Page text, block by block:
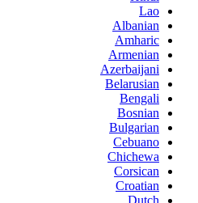
Lao
Albanian
Amharic
Armenian
Azerbaijani
Belarusian
Bengali
Bosnian
Bulgarian
Cebuano
Chichewa
Corsican
Croatian
Dutch